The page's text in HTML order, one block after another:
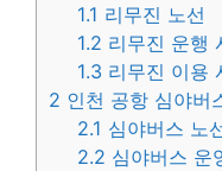
1.1 리무진 노선
1.2 리무진 운행
1.3 리무진 이용
2 인천 공항 심야버
2.1 심야버스 노
2.2 심야버스 운